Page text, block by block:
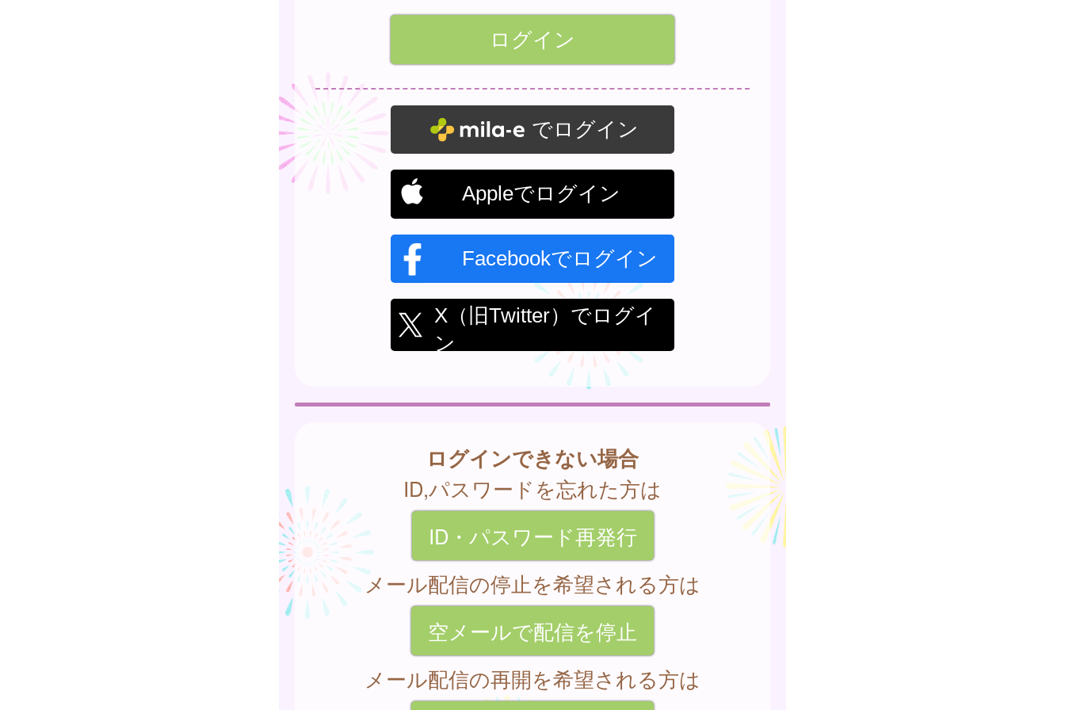
でログイン
Appleでログイン
Facebookでログイン
X（旧Twitter）でログイ
ン
ログインできない場合
ID,パスワードを忘れた方は
ID・パスワード再発行
メール配信の停止を希望される方は
空メールで配信を停止
メール配信の再開を希望される方は